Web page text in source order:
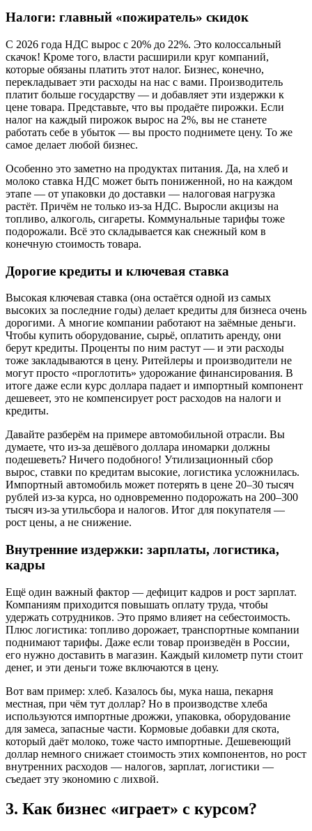
Налоги: главный «пожиратель» скидок
С 2026 года НДС вырос с 20% до 22%. Это колоссальный
скачок! Кроме того, власти расширили круг компаний,
которые обязаны платить этот налог. Бизнес, конечно,
перекладывает эти расходы на нас с вами. Производитель
платит больше государству — и добавляет эти издержки к
цене товара. Представьте, что вы продаёте пирожки. Если
налог на каждый пирожок вырос на 2%, вы не станете
работать себе в убыток — вы просто поднимете цену. То же
самое делает любой бизнес.
Особенно это заметно на продуктах питания. Да, на хлеб и
молоко ставка НДС может быть пониженной, но на каждом
этапе — от упаковки до доставки — налоговая нагрузка
растёт. Причём не только из-за НДС. Выросли акцизы на
топливо, алкоголь, сигареты. Коммунальные тарифы тоже
подорожали. Всё это складывается как снежный ком в
конечную стоимость товара.
Дорогие кредиты и ключевая ставка
Высокая ключевая ставка (она остаётся одной из самых
высоких за последние годы) делает кредиты для бизнеса очень
дорогими. А многие компании работают на заёмные деньги.
Чтобы купить оборудование, сырьё, оплатить аренду, они
берут кредиты. Проценты по ним растут — и эти расходы
тоже закладываются в цену. Ритейлеры и производители не
могут просто «проглотить» удорожание финансирования. В
итоге даже если курс доллара падает и импортный компонент
дешевеет, это не компенсирует рост расходов на налоги и
кредиты.
Давайте разберём на примере автомобильной отрасли. Вы
думаете, что из-за дешёвого доллара иномарки должны
подешеветь? Ничего подобного! Утилизационный сбор
вырос, ставки по кредитам высокие, логистика усложнилась.
Импортный автомобиль может потерять в цене 20–30 тысяч
рублей из-за курса, но одновременно подорожать на 200–300
тысяч из-за утильсбора и налогов. Итог для покупателя —
рост цены, а не снижение.
Внутренние издержки: зарплаты, логистика,
кадры
Ещё один важный фактор — дефицит кадров и рост зарплат.
Компаниям приходится повышать оплату труда, чтобы
удержать сотрудников. Это прямо влияет на себестоимость.
Плюс логистика: топливо дорожает, транспортные компании
поднимают тарифы. Даже если товар произведён в России,
его нужно доставить в магазин. Каждый километр пути стоит
денег, и эти деньги тоже включаются в цену.
Вот вам пример: хлеб. Казалось бы, мука наша, пекарня
местная, при чём тут доллар? Но в производстве хлеба
используются импортные дрожжи, упаковка, оборудование
для замеса, запасные части. Кормовые добавки для скота,
который даёт молоко, тоже часто импортные. Дешевеющий
доллар немного снижает стоимость этих компонентов, но рост
внутренних расходов — налогов, зарплат, логистики —
съедает эту экономию с лихвой.
3. Как бизнес «играет» с курсом?